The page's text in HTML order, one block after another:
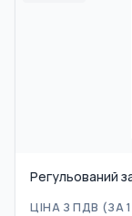
Регульований
ЦІНА З ПДВ (ЗА